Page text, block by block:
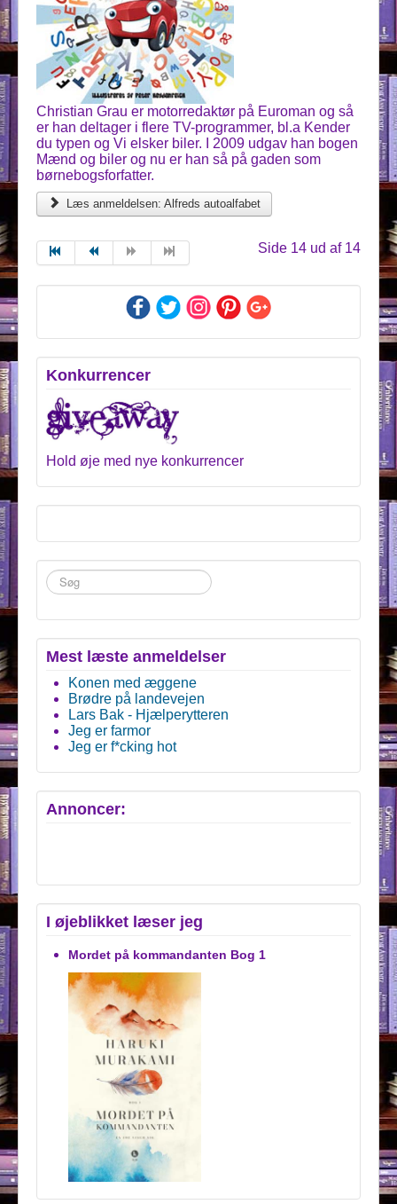
Christian Grau er motorredaktør på Euroman og så
er han deltager i flere TV-programmer, bl.a Kender
du typen og Vi elsker biler. I 2009 udgav han bogen
Mænd og biler og nu er han så på gaden som
børnebogsforfatter.
Læs anmeldelsen: Alfreds autoalfabet
Side 14 ud af 14
Konkurrencer
Hold øje med nye konkurrencer
Søg
...
Mest læste anmeldelser
Konen med æggene
Brødre på landevejen
Lars Bak - Hjælperytteren
Jeg er farmor
Jeg er f*cking hot
Annoncer:
I øjeblikket læser jeg
Mordet på kommandanten Bog 1